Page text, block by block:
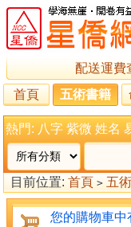
配送運費
首頁
五術書籍
熱門: 八字 紫微 姓名
目前位置: 首頁 > 五
您的購物車中